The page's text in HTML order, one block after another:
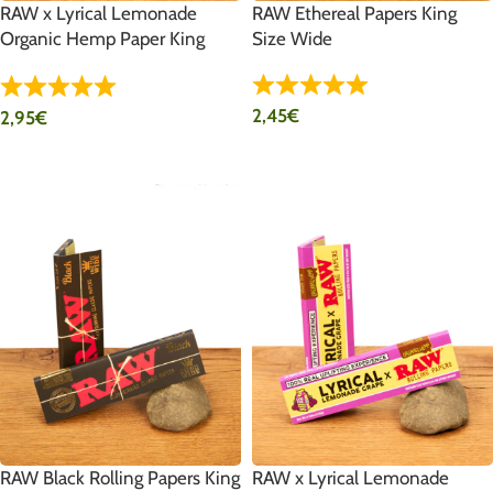
RAW x Lyrical Lemonade
Organic Hemp Paper King
2,95€
RAW Ethereal Papers King
Size Wide
2,45€
RAW Black Rolling Papers King RAW x Lyrical Lemonade